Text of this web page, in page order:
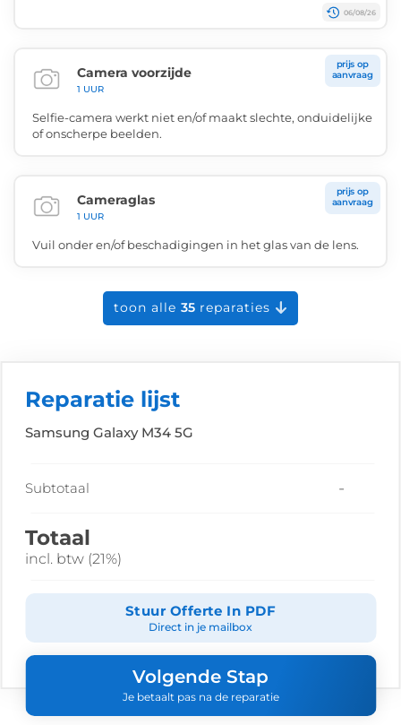
06/08/26
Camera voorzijde
1 UUR
prijs op
aanvraag
Selfie-camera werkt niet en/of maakt slechte, onduidelijke
of onscherpe beelden.
Cameraglas
1 UUR
prijs op
aanvraag
Vuil onder en/of beschadigingen in het glas van de lens.
toon alle 35 reparaties
Reparatie lijst
Samsung Galaxy M34 5G
Subtotaal -
Totaal
incl. btw (21%)
Stuur Offerte In PDF
Direct in je mailbox
Volgende Stap
Je betaalt pas na de reparatie